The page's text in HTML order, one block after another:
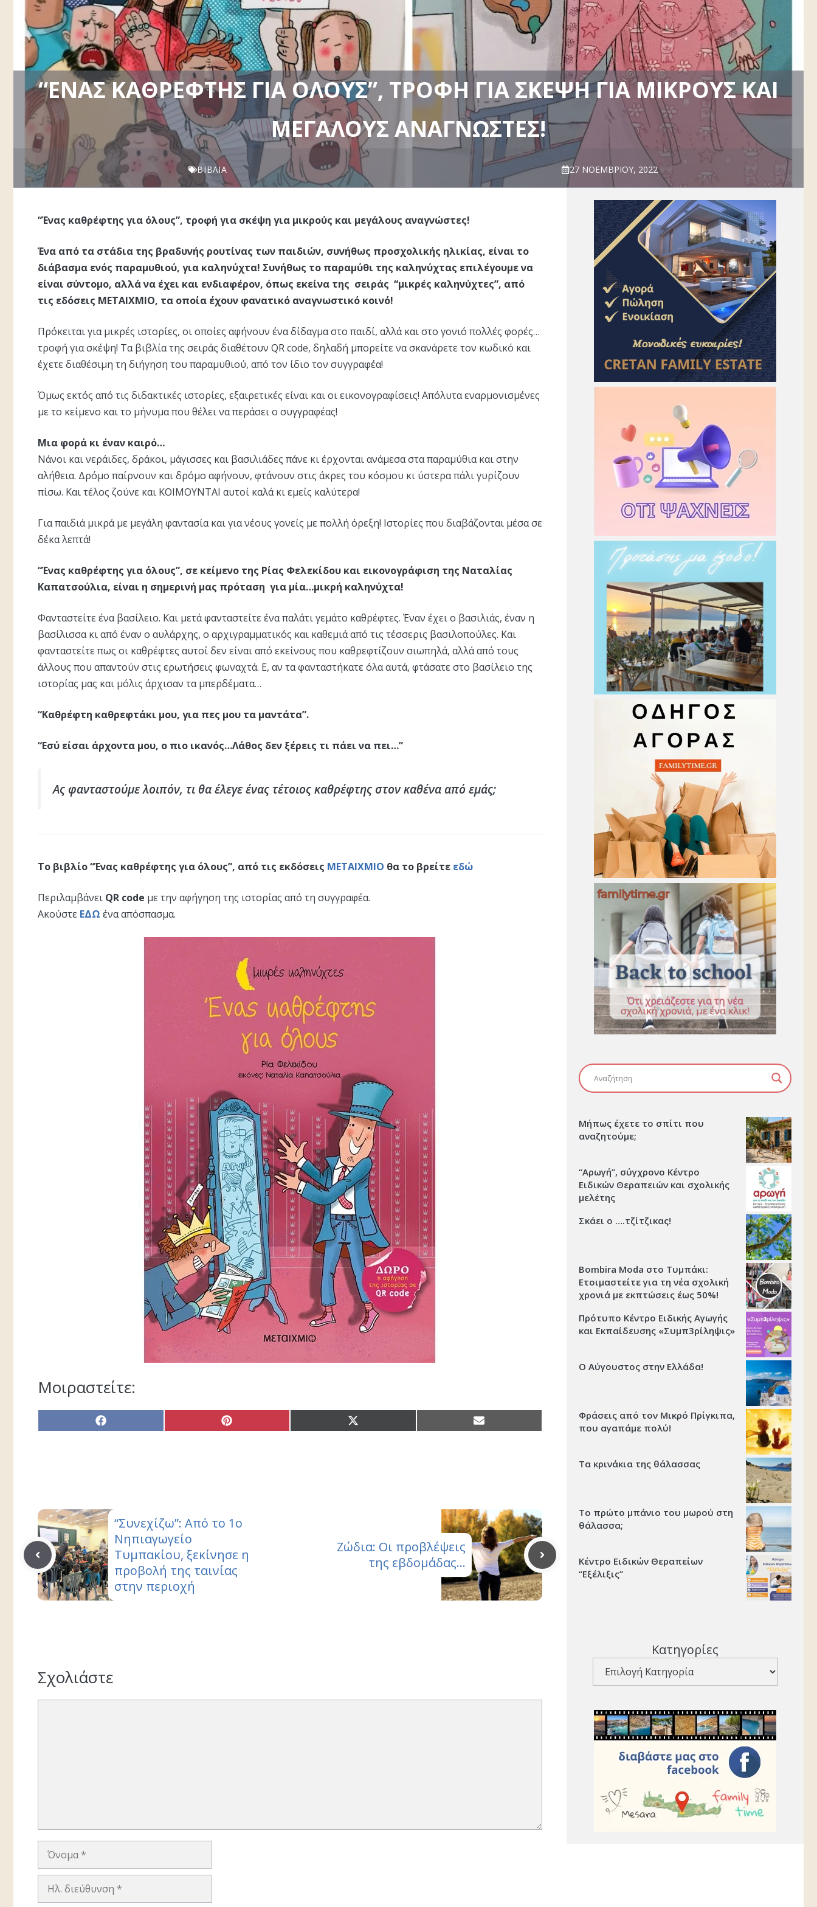
“ΈΝΑΣ ΚΑΘΡΈΦΤΗΣ ΓΙΑ ΌΛΟΥΣ”, ΤΡΟΦΉ ΓΙΑ ΣΚΈΨΗ ΓΙΑ ΜΙΚΡΟΎΣ ΚΑΙ
ΜΕΓΆΛΟΥΣ ΑΝΑΓΝΏΣΤΕΣ!
ΒΙΒΛΊΑ 27 ΝΟΕΜΒΡΊΟΥ, 2022
“Ένας καθρέφτης για όλους”, τροφή για σκέψη για μικρούς και μεγάλους αναγνώστες!
Ένα από τα στάδια της βραδυνής ρουτίνας των παιδιών, συνήθως προσχολικής ηλικίας, είναι το
διάβασμα ενός παραμυθιού, για καληνύχτα! Συνήθως το παραμύθι της καληνύχτας επιλέγουμε να
είναι σύντομο, αλλά να έχει και ενδιαφέρον, όπως εκείνα της σειράς “μικρές καληνύχτες”, από
τις εδόσεις ΜΕΤΑΙΧΜΙΟ, τα οποία έχουν φανατικό αναγνωστικό κοινό!
Πρόκειται για μικρές ιστορίες, οι οποίες αφήνουν ένα δίδαγμα στο παιδί, αλλά και στο γονιό πολλές φορές…
τροφή για σκέψη! Τα βιβλία της σειράς διαθέτουν QR code, δηλαδή μπορείτε να σκανάρετε τον κωδικό και
έχετε διαθέσιμη τη διήγηση του παραμυθιού, από τον ίδιο τον συγγραφέα!
Όμως εκτός από τις διδακτικές ιστορίες, εξαιρετικές είναι και οι εικονογραφίσεις! Απόλυτα εναρμονισμένες
με το κείμενο και το μήνυμα που θέλει να περάσει ο συγγραφέας!
Μια φορά κι έναν καιρό…
Νάνοι και νεράιδες, δράκοι, μάγισσες και βασιλιάδες πάνε κι έρχονται ανάμεσα στα παραμύθια και στην
αλήθεια. Δρόμο παίρνουν και δρόμο αφήνουν, φτάνουν στις άκρες του κόσμου κι ύστερα πάλι γυρίζουν
πίσω. Και τέλος ζούνε και ΚΟΙΜΟΥΝΤΑΙ αυτοί καλά κι εμείς καλύτερα!
Για παιδιά μικρά με μεγάλη φαντασία και για νέους γονείς με πολλή όρεξη! Ιστορίες που διαβάζονται μέσα σε
δέκα λεπτά!
“Ένας καθρέφτης για όλους”, σε κείμενο της Ρίας Φελεκίδου και εικονογράφιση της Ναταλίας
Καπατσούλια, είναι η σημερινή μας πρόταση για μία…μικρή καληνύχτα!
Φανταστείτε ένα βασίλειο. Και μετά φανταστείτε ένα παλάτι γεμάτο καθρέφτες. Έναν έχει ο βασιλιάς, έναν η
βασίλισσα κι από έναν ο αυλάρχης, ο αρχιγραμματικός και καθεμιά από τις τέσσερις βασιλοπούλες. Και
φανταστείτε πως οι καθρέφτες αυτοί δεν είναι από εκείνους που καθρεφτίζουν σιωπηλά, αλλά από τους
άλλους που απαντούν στις ερωτήσεις φωναχτά. Ε, αν τα φανταστήκατε όλα αυτά, φτάσατε στο βασίλειο της
ιστορίας μας και μόλις άρχισαν τα μπερδέματα…
“Καθρέφτη καθρεφτάκι μου, για πες μου τα μαντάτα”.
“Εσύ είσαι άρχοντα μου, ο πιο ικανός…Λάθος δεν ξέρεις τι πάει να πει…”
Ας φανταστούμε λοιπόν, τι θα έλεγε ένας τέτοιος καθρέφτης στον καθένα από εμάς;
Το βιβλίο “Ένας καθρέφτης για όλους”, από τις εκδόσεις ΜΕΤΑΙΧΜΙΟ θα το βρείτε εδώ
Περιλαμβάνει QR code με την αφήγηση της ιστορίας από τη συγγραφέα.
Ακούστε ΕΔΩ ένα απόσπασμα.
Μοιραστείτε:
Share
on
Share
on
Share
on
Share
on
“Συνεχίζω”: Από το 1ο
Νηπιαγωγείο
Τυμπακίου, ξεκίνησε η
προβολή της ταινίας
στην περιοχή
Ζώδια: Οι προβλέψεις
της εβδομάδας…
Σχολιάστε
Όνομα
Ηλ.
Μήπως έχετε το σπίτι που
αναζητούμε;
“Αρωγή”, σύγχρονο Κέντρο
Ειδικών Θεραπειών και σχολικής
μελέτης
Σκάει ο ….τζίτζικας!
Bombira Moda στο Τυμπάκι:
Ετοιμαστείτε για τη νέα σχολική
χρονιά με εκπτώσεις έως 50%!
Πρότυπο Κέντρο Ειδικής Αγωγής
και Εκπαίδευσης «Συμπ3ρίληψις»
Ο Αύγουστος στην Ελλάδα!
Φράσεις από τον Μικρό Πρίγκιπα,
που αγαπάμε πολύ!
Τα κρινάκια της θάλασσας
Το πρώτο μπάνιο του μωρού στη
θάλασσα;
Κέντρο Ειδικών Θεραπείων
“Εξέλιξις’’
Κατηγορίες